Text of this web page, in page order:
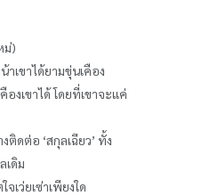
ม่)
เขาได้ยามขุ่นเคือง
งเขาได้ โดยที่เขาจะแค่
ดต่อ ‘สกุลเฉียว’ ทั้ง
เดิม
เว่ยเซ่าเพียงใด